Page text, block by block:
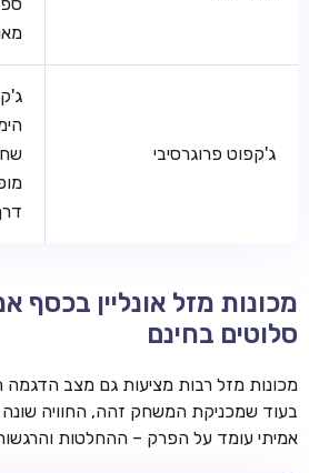
ג'קפוט פרוגרסיבי
מכונות מזל אונליין בכסף
סלוטים בחינם
מכונות מזל רבות מציעות גם מצב הדגמה
בעוד שמכניקת המשחק זהה, החוויה
אמיתי עומד על הפרק – ההחלטות